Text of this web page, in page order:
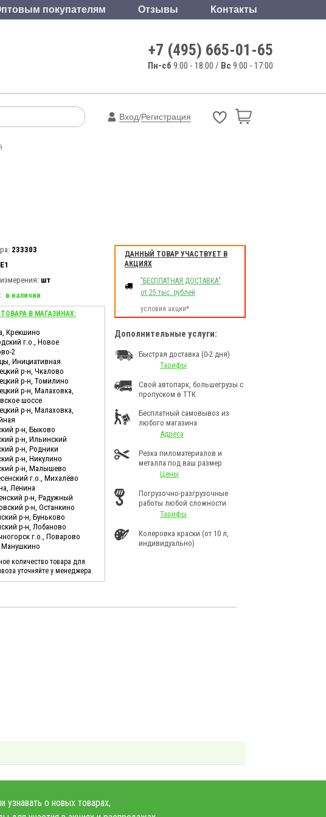
покупателям Отзывы Контакты
+7 (495) 665-01-65
Пн-сб 9:00 - 18:00 / Вс 9:00 - 17:00
Вход/Регистрация
233303
Е1
шт
в наличии
В МАГАЗИНАХ:
Крекшино
г.о., Новое
2
Инициативная
р-н, Чкалово
р-н, Томилино
р-н, Малаховка,
шоссе
р-н, Малаховка,
р-н, Быково
р-н, Ильинский
р-н, Родники
р-н, Никулино
р-н, Малышево
г.о., Михалёво
Ленина
р-н, Радужный
р-н, Останкино
р-н, Буньково
р-н, Лобаново
г.о., Поварово
Манушкино
количество товара для
уточняйте у менеджера.
ДАННЫЙ ТОВАР УЧАСТВУЕТ В
АКЦИЯХ
"БЕСПЛАТНАЯ ДОСТАВКА"
от 25 тыс. рублей
условия акции*
Дополнительные услуги:
Быстрая доставка (0-2 дня)
Тарифы
Свой автопарк, большегрузы с
пропуском в ТТК
Бесплатный самовывоз из
любого магазина
Адреса
Резка пиломатериалов и
металла под ваш размер
Цены
Погрузочно-разгрузочные
работы любой сложности
Тарифы
Колеровка краски (от 10 л,
индивидуально)
о новых товарах,